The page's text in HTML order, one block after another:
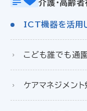
介護・高齢者
ICT機器を活用
こども誰でも通
ケアマネジメン